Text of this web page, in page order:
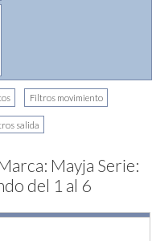
Mayja Serie:
del 1 al 6